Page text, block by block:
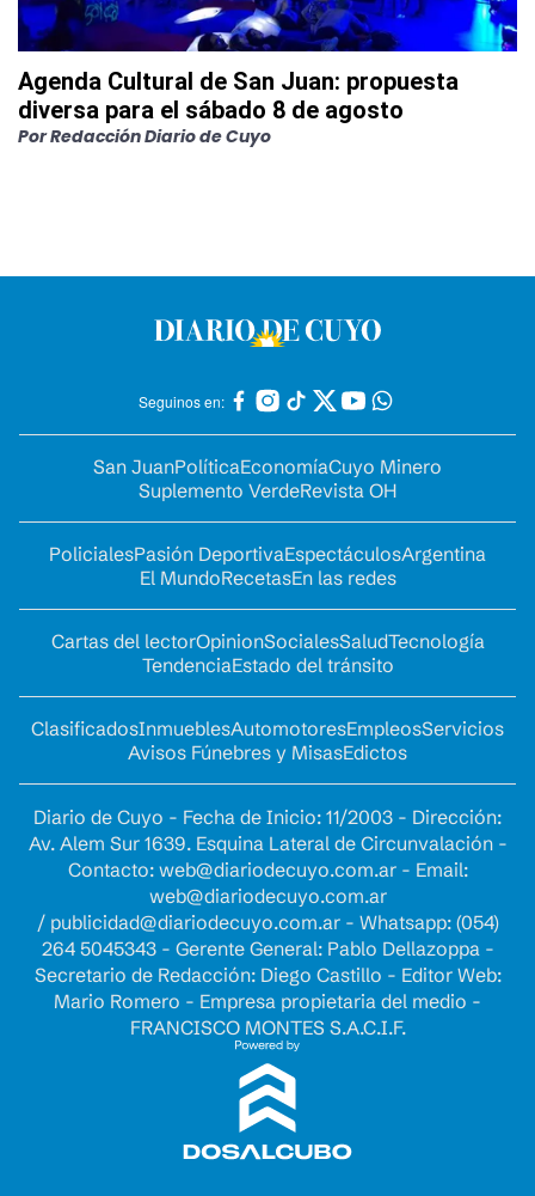
Agenda Cultural de San Juan: propuesta
diversa para el sábado 8 de agosto
PorRedacción Diario de Cuyo
Seguinos en:
San JuanPolíticaEconomíaCuyo Minero
Suplemento VerdeRevista OH
PolicialesPasión DeportivaEspectáculosArgentina
El MundoRecetasEn las redes
Cartas del lectorOpinionSocialesSaludTecnología
TendenciaEstado del tránsito
ClasificadosInmueblesAutomotoresEmpleosServicios
Avisos Fúnebres y MisasEdictos
Diario de Cuyo - Fecha de Inicio: 11/2003 - Dirección:
Av. Alem Sur 1639. Esquina Lateral de Circunvalación -
Contacto: web@diariodecuyo.com.ar- Email:
web@diariodecuyo.com.ar
/ publicidad@diariodecuyo.com.ar- Whatsapp: (054)
264 5045343 - Gerente General: Pablo Dellazoppa -
Secretario de Redacción: Diego Castillo - Editor Web:
Mario Romero - Empresa propietaria del medio -
FRANCISCO MONTES S.A.C.I.F.